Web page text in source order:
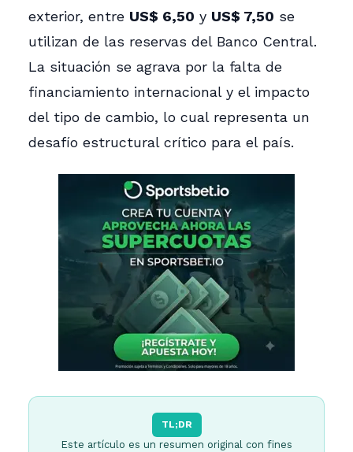
exterior, entre US$ 6,50 y US$ 7,50 se
utilizan de las reservas del Banco Central.
La situación se agrava por la falta de
financiamiento internacional y el impacto
del tipo de cambio, lo cual representa un
desafío estructural crítico para el país.
TL;DR
Este artículo es un resumen original con fines